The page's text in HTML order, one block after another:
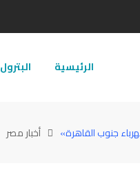
الرئيسية البترول
جنوب القاهرة» أخبار مصر